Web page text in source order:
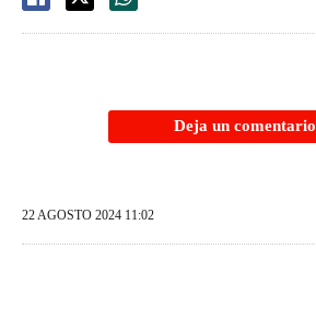
Deja un comentario
22 AGOSTO 2024 11:02